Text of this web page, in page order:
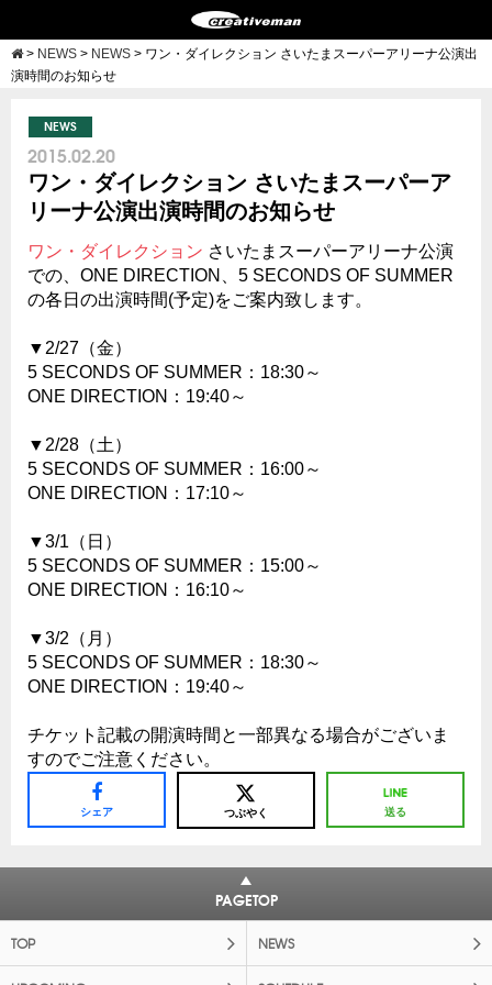
> NEWS > NEWS > ワン・ダイレクション さいたまスーパーアリーナ公演出
演時間のお知らせ
NEWS
2015.02.20
ワン・ダイレクション さいたまスーパーア
リーナ公演出演時間のお知らせ
ワン・ダイレクション さいたまスーパーアリーナ公演
での、ONE DIRECTION、5 SECONDS OF SUMMER
の各日の出演時間(予定)をご案内致します。
▼2/27（金）
5 SECONDS OF SUMMER：18:30～
ONE DIRECTION：19:40～
▼2/28（土）
5 SECONDS OF SUMMER：16:00～
ONE DIRECTION：17:10～
▼3/1（日）
5 SECONDS OF SUMMER：15:00～
ONE DIRECTION：16:10～
▼3/2（月）
5 SECONDS OF SUMMER：18:30～
ONE DIRECTION：19:40～
チケット記載の開演時間と一部異なる場合がございま
すのでご注意ください。
シェア つぶやく 送る
PAGETOP
TOP NEWS